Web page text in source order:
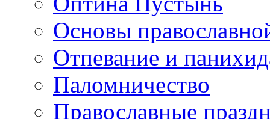
Основы
Отпевание и
Паломничество
Православные